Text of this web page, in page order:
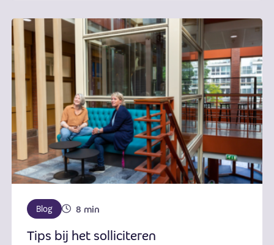
Blog 8 min
Tips bij het solliciteren